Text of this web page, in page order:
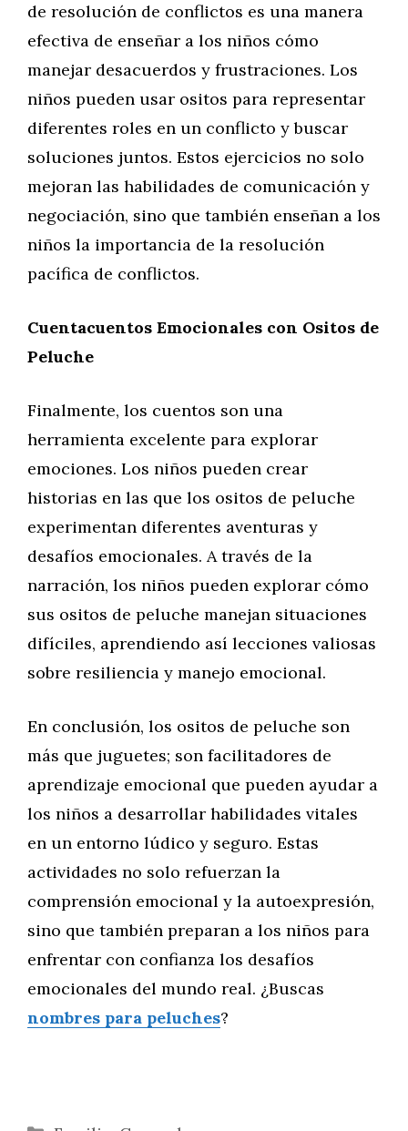
de resolución de conflictos es una manera
efectiva de enseñar a los niños cómo
manejar desacuerdos y frustraciones. Los
niños pueden usar ositos para representar
diferentes roles en un conflicto y buscar
soluciones juntos. Estos ejercicios no solo
mejoran las habilidades de comunicación y
negociación, sino que también enseñan a los
niños la importancia de la resolución
pacífica de conflictos.
Cuentacuentos Emocionales con Ositos de
Peluche
Finalmente, los cuentos son una
herramienta excelente para explorar
emociones. Los niños pueden crear
historias en las que los ositos de peluche
experimentan diferentes aventuras y
desafíos emocionales. A través de la
narración, los niños pueden explorar cómo
sus ositos de peluche manejan situaciones
difíciles, aprendiendo así lecciones valiosas
sobre resiliencia y manejo emocional.
En conclusión, los ositos de peluche son
más que juguetes; son facilitadores de
aprendizaje emocional que pueden ayudar a
los niños a desarrollar habilidades vitales
en un entorno lúdico y seguro. Estas
actividades no solo refuerzan la
comprensión emocional y la autoexpresión,
sino que también preparan a los niños para
enfrentar con confianza los desafíos
emocionales del mundo real. ¿Buscas
nombres para peluches?